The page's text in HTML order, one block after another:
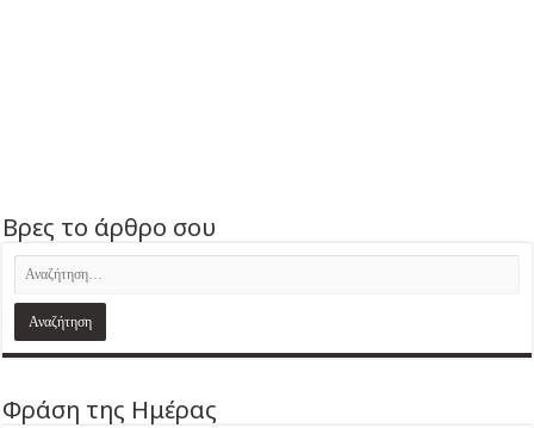
Βρες το άρθρο σου
Φράση της Ημέρας